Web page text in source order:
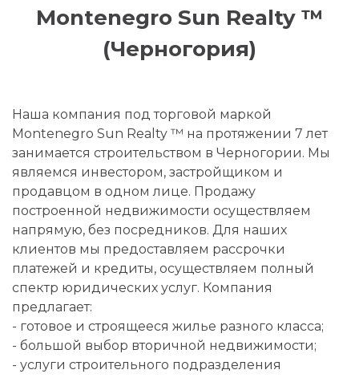
Montenegro Sun Realty ™
(Черногория)
Наша компания под торговой маркой
Montenegro Sun Realty ™ на протяжении 7 лет
занимается строительством в Черногории. Мы
являемся инвестором, застройщиком и
продавцом в одном лице. Продажу
построенной недвижимости осуществляем
напрямую, без посредников. Для наших
клиентов мы предоставляем рассрочки
платежей и кредиты, осуществляем полный
спектр юридических услуг. Компания
предлагает:
- готовое и строящееся жилье разного класса;
- большой выбор вторичной недвижимости;
- услуги строительного подразделения